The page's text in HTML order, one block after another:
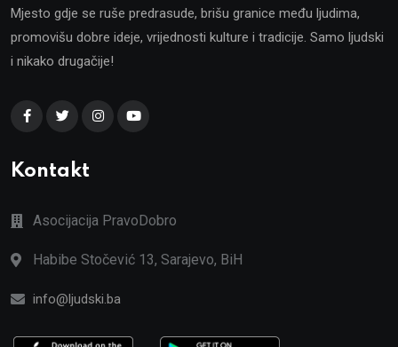
Mjesto gdje se ruše predrasude, brišu granice među ljudima,
promovišu dobre ideje, vrijednosti kulture i tradicije. Samo ljudski
i nikako drugačije!
Kontakt
Asocijacija PravoDobro
Habibe Stočević 13, Sarajevo, BiH
info@ljudski.ba